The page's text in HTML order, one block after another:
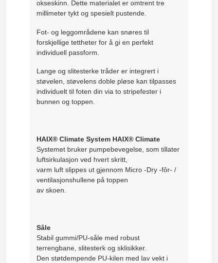
okseskinn. Dette materialet er omtrent tre
millimeter tykt og spesielt pustende.
Fot- og leggområdene kan snøres til
forskjellige tettheter for å gi en perfekt
individuell passform.
Lange og slitesterke tråder er integrert i
støvelen, støvelens doble pløse kan tilpasses
individuelt til foten din via to stripefester i
bunnen og toppen.
HAIX® Climate System HAIX® Climate
Systemet bruker pumpebevegelse, som tillater
luftsirkulasjon ved hvert skritt,
varm luft slippes ut gjennom Micro -Dry -fôr- /
ventilasjonshullene på toppen
av skoen.
Såle
Stabil gummi/PU-såle med robust
terrengbane, slitesterk og sklisikker.
Den støtdempende PU-kilen med lav vekt i